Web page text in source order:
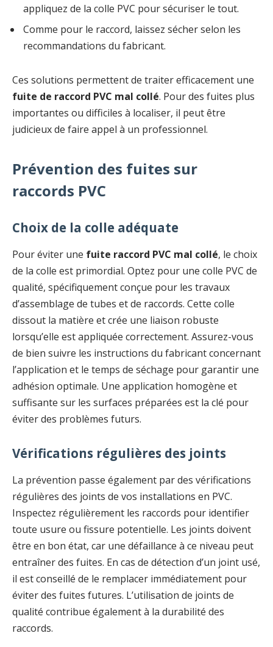
appliquez de la colle PVC pour sécuriser le tout.
Comme pour le raccord, laissez sécher selon les
recommandations du fabricant.
Ces solutions permettent de traiter efficacement une
fuite de raccord PVC mal collé. Pour des fuites plus
importantes ou difficiles à localiser, il peut être
judicieux de faire appel à un professionnel.
Prévention des fuites sur
raccords PVC
Choix de la colle adéquate
Pour éviter une fuite raccord PVC mal collé, le choix
de la colle est primordial. Optez pour une colle PVC de
qualité, spécifiquement conçue pour les travaux
d’assemblage de tubes et de raccords. Cette colle
dissout la matière et crée une liaison robuste
lorsqu’elle est appliquée correctement. Assurez-vous
de bien suivre les instructions du fabricant concernant
l’application et le temps de séchage pour garantir une
adhésion optimale. Une application homogène et
suffisante sur les surfaces préparées est la clé pour
éviter des problèmes futurs.
Vérifications régulières des joints
La prévention passe également par des vérifications
régulières des joints de vos installations en PVC.
Inspectez régulièrement les raccords pour identifier
toute usure ou fissure potentielle. Les joints doivent
être en bon état, car une défaillance à ce niveau peut
entraîner des fuites. En cas de détection d’un joint usé,
il est conseillé de le remplacer immédiatement pour
éviter des fuites futures. L’utilisation de joints de
qualité contribue également à la durabilité des
raccords.